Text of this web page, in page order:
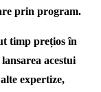
prin program.
timp prețios în
acestui
expertize,